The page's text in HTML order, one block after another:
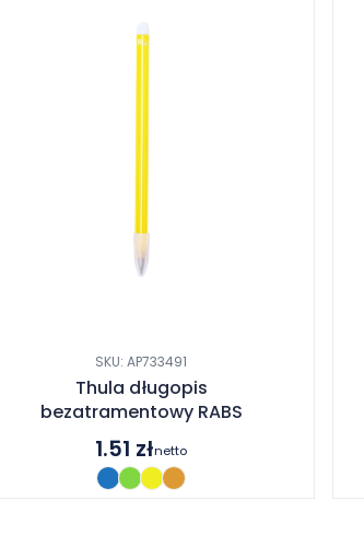
SKU: AP733491
Thula długopis
bezatramentowy RABS
1.51 złnetto